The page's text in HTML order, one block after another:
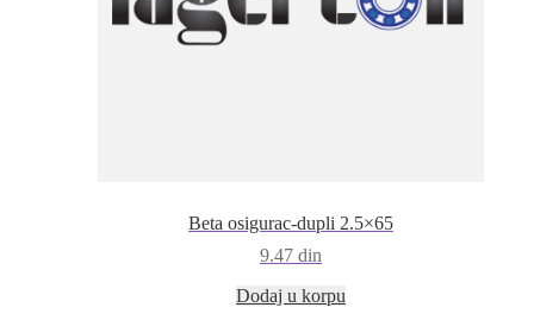
Beta osigurac-dupli 2.5×65
9.47 din
Dodaj u korpu